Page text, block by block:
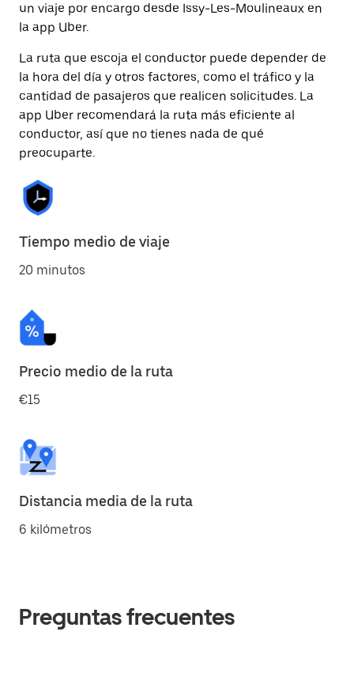
un viaje por encargo desde Issy-Les-Moulineaux en
la app Uber.
La ruta que escoja el conductor puede depender de
la hora del día y otros factores, como el tráfico y la
cantidad de pasajeros que realicen solicitudes. La
app Uber recomendará la ruta más eficiente al
conductor, así que no tienes nada de qué
preocuparte.
Tiempo medio de viaje
20 minutos
Precio medio de la ruta
€15
Distancia media de la ruta
6 kilómetros
Preguntas frecuentes